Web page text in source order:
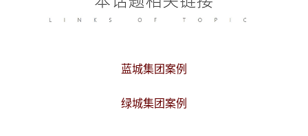
蓝城集团案例
绿城集团案例